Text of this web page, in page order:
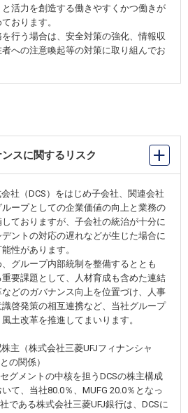
活力を創造する働きやすくかつ働きが
おります。
行う場合は、安全対策の強化、情報収
への注意喚起等の対策に取り組んでお
に関するリスク
社（DCS）をはじめ子会社、関連会社
ープとしての企業価値の向上と業務の
ておりますが、子会社の統治が十分に
ントの対応の遅れなどが生じた場合に
性があります。
グループ内部統制を整備するととも
要課題として、人材育成も含めた連結
どのガバナンス向上を位置づけ、人事
啓発策の相互連携など、当社グループ
土改革を推進してまいります。
主（株式会社三菱UFJフィナンシャ
の関係）
グメントの中核を担うDCSの株主構成
て、当社80.0％、MUFG 20.0％となっ
である株式会社三菱UFJ銀行は、DCSに